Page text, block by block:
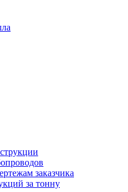
заказчика
за тонну